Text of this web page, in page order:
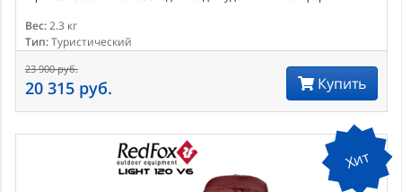
Вес:2.3 кг
Тип:Туристический
23 900 руб.
20 315 руб. Купить
Хит